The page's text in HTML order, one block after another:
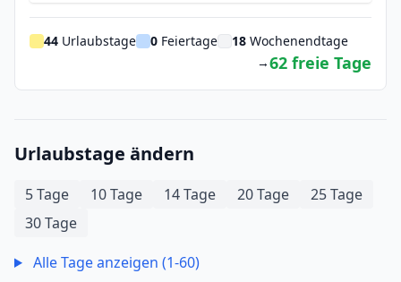
44 Urlaubstage 0 Feiertage 18 Wochenendtage
→62 freie Tage
Urlaubstage ändern
5 Tage 10 Tage 14 Tage 20 Tage
25 Tage
30 Tage
Alle Tage anzeigen (1-60)